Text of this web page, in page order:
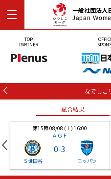
一般社団法人
Japan
TOP
PARTNER
なでしこ
試合結果
第15節 08/08 (土) 16:00
ＡＧＦ
Ｓ世田谷
0-3
ニッパツ